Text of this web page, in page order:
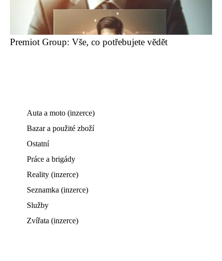
Premiot Group: Vše, co potřebujete vědět
Auta a moto (inzerce)
Bazar a použité zboží
Ostatní
Práce a brigády
Reality (inzerce)
Seznamka (inzerce)
Služby
Zvířata (inzerce)